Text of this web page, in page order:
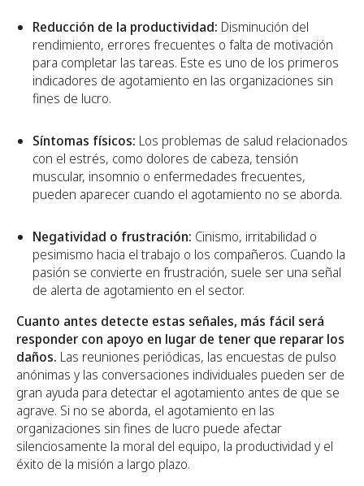
Reducción de la productividad: Disminución del
rendimiento, errores frecuentes o falta de motivación
para completar las tareas. Este es uno de los primeros
indicadores de agotamiento en las organizaciones sin
fines de lucro.
Síntomas físicos: Los problemas de salud relacionados
con el estrés, como dolores de cabeza, tensión
muscular, insomnio o enfermedades frecuentes,
pueden aparecer cuando el agotamiento no se aborda.
Negatividad o frustración: Cinismo, irritabilidad o
pesimismo hacia el trabajo o los compañeros. Cuando la
pasión se convierte en frustración, suele ser una señal
de alerta de agotamiento en el sector.
Cuanto antes detecte estas señales, más fácil será
responder con apoyo en lugar de tener que reparar los
daños. Las reuniones periódicas, las encuestas de pulso
anónimas y las conversaciones individuales pueden ser de
gran ayuda para detectar el agotamiento antes de que se
agrave. Si no se aborda, el agotamiento en las
organizaciones sin fines de lucro puede afectar
silenciosamente la moral del equipo, la productividad y el
éxito de la misión a largo plazo.